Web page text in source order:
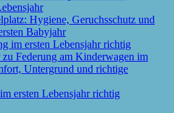
Hygiene, Geruchsschutz und
Babyjahr
ersten Lebensjahr richtig